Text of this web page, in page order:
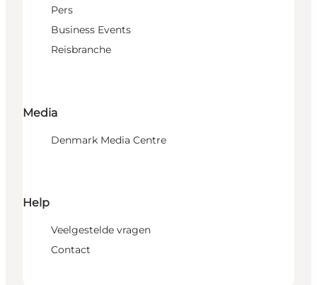
Pers
Business Events
Reisbranche
Media
Denmark Media Centre
Help
Veelgestelde vragen
Contact